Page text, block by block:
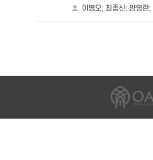
이병오; 최종산; 양영란;